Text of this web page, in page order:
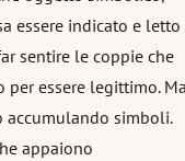
essere indicato e letto
sentire le coppie che
essere legittimo.
simboli.
appaiono